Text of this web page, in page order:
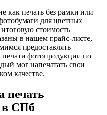
как печать без рамки или
для цветных
стоимость
в нашем прайс-листе,
предоставлять
фотопродукции по
мог напечатать свои
качестве.
печать
в СПб